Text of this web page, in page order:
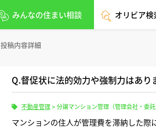
みんなの住まい相談 オリビア検
投稿内容詳細
Q.督促状に法的効力や強制力はあり
不動産管理>分譲マンション管理（管理会社・委託
マンションの住人が管理費を滞納した